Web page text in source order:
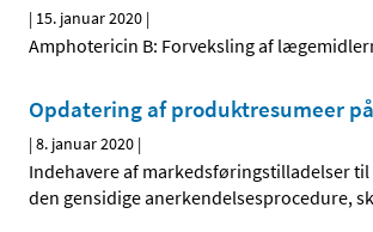
| 15. januar 2020 |
Amphotericin B: Forveksling af
Opdatering af produktresumeer
|8. januar 2020 |
Indehavere af markedsføringstilladelser
den gensidige anerkendelsesprocedure,